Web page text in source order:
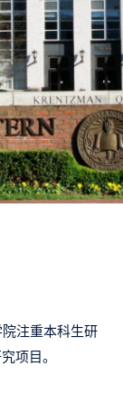
注重本科生研
项目。